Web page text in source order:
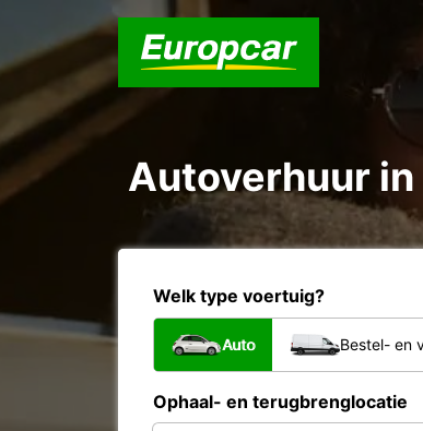
Autoverhuur
Welk type voertuig?
Auto Bestel- en
Ophaal- en terugbrenglocatie